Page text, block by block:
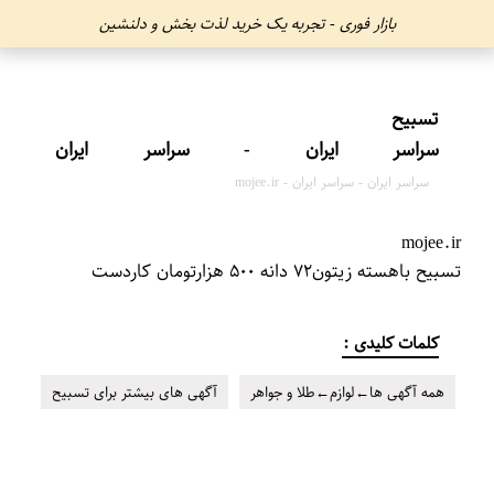
بازار فوری - تجربه یک خرید لذت بخش و دلنشین
سراسر ایران - سراسر ایران
سراسر ایران - سراسر ایران - mojee.ir
mojee.ir
تسبیح باهسته زیتون۷۲ دانه ۵۰۰ هزارتومان کاردست
کلمات کلیدی :
همه آگهی ها←لوازم←طلا و جواهر آگهی های بیشتر برای تسبیح